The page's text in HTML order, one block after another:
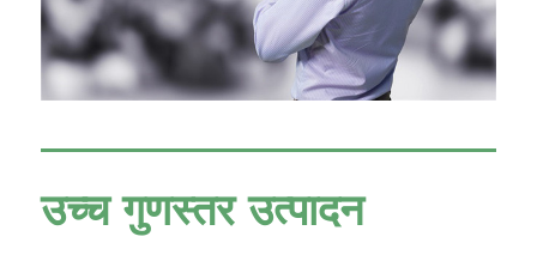
उच्च गुणस्तर उत्पादन